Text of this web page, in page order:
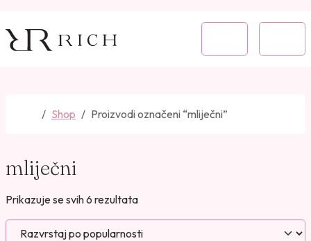
Menu
HomeShop Proizvodi označeni “mliječni”
mliječni
Prikazuje se svih 6 rezultataP
r